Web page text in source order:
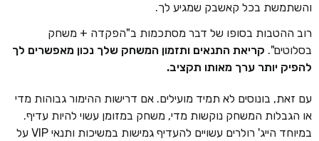
והשתמשת בכל קאשבק שמגיע לך.
רוב ההטבות בסופו של דבר מסתכמות ב"הפקדה + משחק
בסלוטים". קריאת התנאים ותזמון המשחק שלך נכון מאפשרים לך
להפיק יותר ערך מאותו תקציב.
עם זאת, בונוסים לא תמיד מועילים. אם דרישות ההימור גבוהות מדי
או הגבלות המשחק נוקשות מדי, משחק במזומן עשוי להיות עדיף.
במיוחד הייג' רולרים עשויים להעדיף גמישות במשיכות ותנאי VIP על